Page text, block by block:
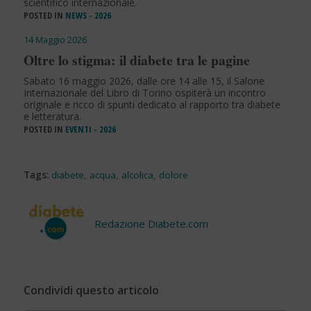
scientifico internazionale.
POSTED IN NEWS - 2026
14 Maggio 2026
Oltre lo stigma: il diabete tra le pagine
Sabato 16 maggio 2026, dalle ore 14 alle 15, il Salone
Internazionale del Libro di Torino ospiterà un incontro
originale e ricco di spunti dedicato al rapporto tra diabete
e letteratura.
POSTED IN EVENTI - 2026
Tags: diabete, acqua, alcolica, dolore
Redazione Diabete.com
Condividi questo articolo